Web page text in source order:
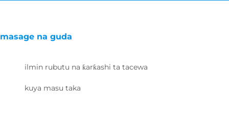
masage na guda
ilmin rubutu na ƙarƙashi ta tacewa
kuya masu taka